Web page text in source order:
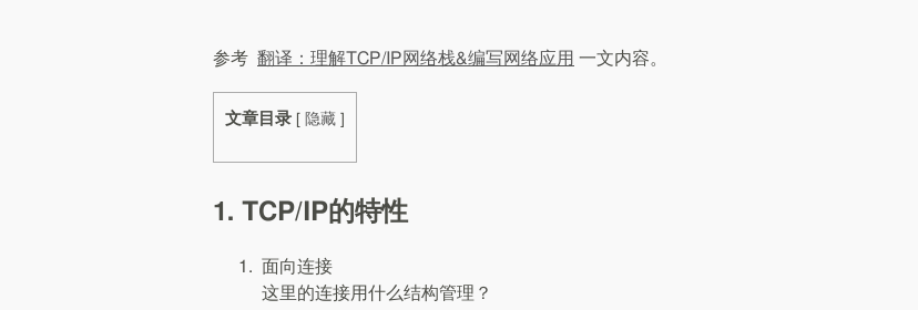
参考 翻译：理解TCP/IP网络栈&编写网络应用 一文内容。
文章目录 隐藏
1. TCP/IP的特性
面向连接
这里的连接用什么结构管理？